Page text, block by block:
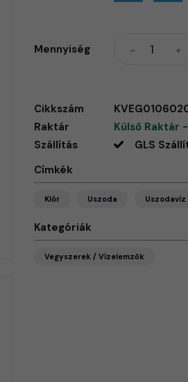
Mennyiség
Cikkszám
Raktár
Külső Raktár
Szállítás
GLS
Címkék
Klór Uszoda Uszodavíz
Kategóriák
Vegyszerek / Vízelemzők